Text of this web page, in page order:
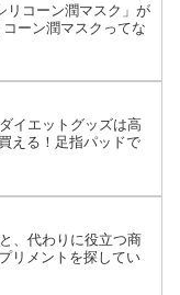
リコーン潤マスク」が
ーン潤マスクってな
イエットグッズは高
える！足指パッドで
、代わりに役立つ商
リメントを探してい